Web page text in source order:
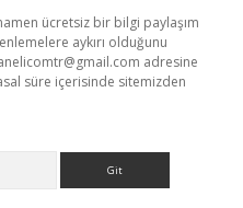
ücretsiz bir bilgi paylaşım
aykırı olduğunu
adresine
süre içerisinde sitemizden